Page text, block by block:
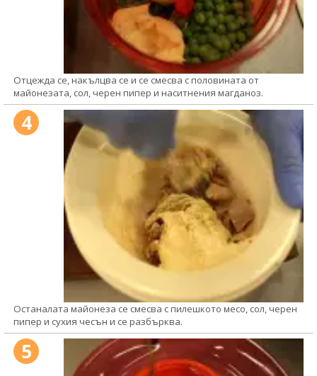
Отцежда се, накълцва се и се смесва с половината от
майонезата, сол, черен пипер и наситнения магданоз.
4
Останалата майонеза се смесва с пилешкото месо, сол, черен
пипер и сухия чесън и се разбърква.
5